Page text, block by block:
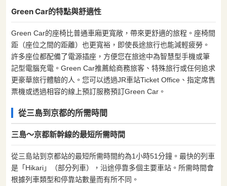
Green Car的特點與舒適性
Green Car的座椅比普通車廂更寬敞，帶來更舒適的旅程。座椅間
距（座位之間的距離）也更寬裕，即使長途旅行也能減輕疲勞。
許多座位都配備了電源插座，方便您在旅途中為智慧型手機或筆
記型電腦充電。Green Car推薦給商務旅客、特殊旅行或任何追求
更豪華旅行體驗的人。您可以透過JR車站Ticket Office、指定席售
票機或透過相容的線上預訂服務預訂Green Car。
從三島到京都的所需時間
三島～京都新幹線的最短所需時間
從三島站到京都站的最短所需時間約為1小時51分鐘。最快的列車
是「Hikari」（部分列車），沿途停靠多個主要車站。所需時間會
根據列車類型和停靠站數量而有所不同。